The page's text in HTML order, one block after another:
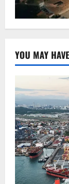
YOU MAY